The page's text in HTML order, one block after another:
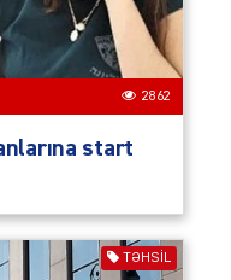
2862
start
TƏHSIL